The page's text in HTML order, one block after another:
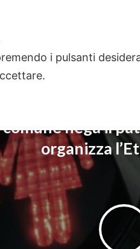
nega il
organizza
i pulsanti